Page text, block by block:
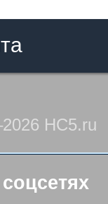
HC5.ru